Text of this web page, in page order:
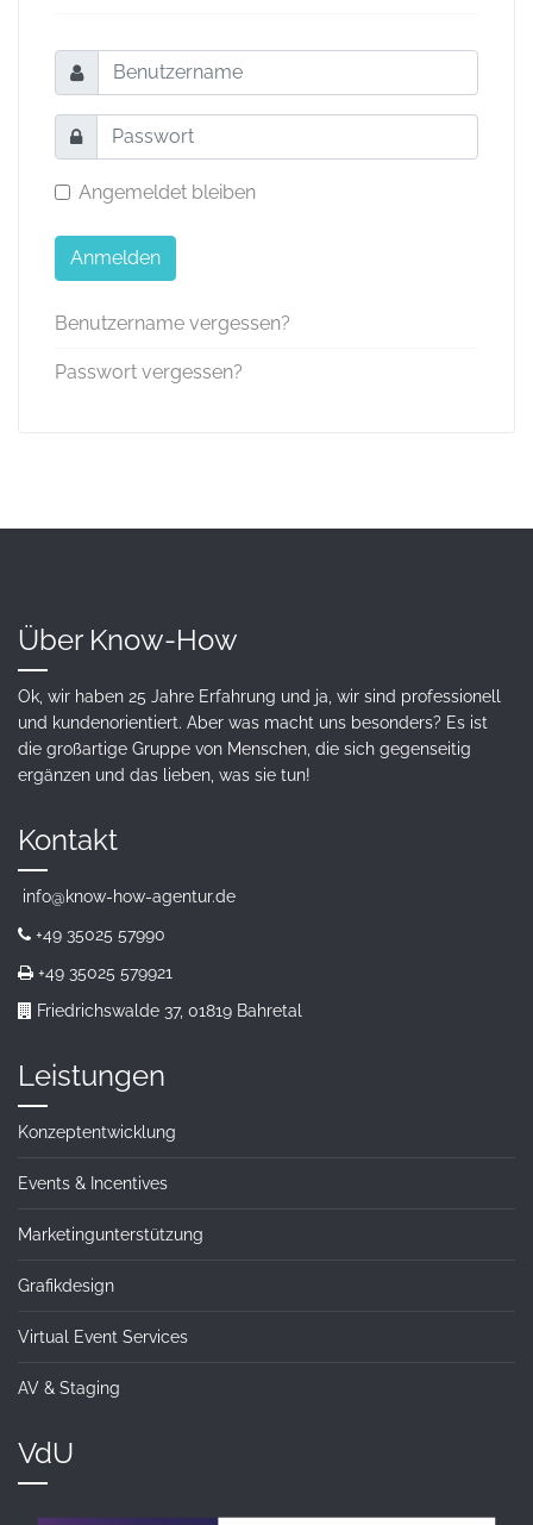
Angemeldet bleiben
Anmelden
Benutzername vergessen?
Passwort vergessen?
Über Know-How
Ok, wir haben 25 Jahre Erfahrung und ja, wir sind professionell
und kundenorientiert. Aber was macht uns besonders? Es ist
die großartige Gruppe von Menschen, die sich gegenseitig
ergänzen und das lieben, was sie tun!
Kontakt
info@know-how-agentur.de
+49 35025 57990
+49 35025 579921
Friedrichswalde 37, 01819 Bahretal
Leistungen
Konzeptentwicklung
Events & Incentives
Marketingunterstützung
Grafikdesign
Virtual Event Services
AV & Staging
VdU